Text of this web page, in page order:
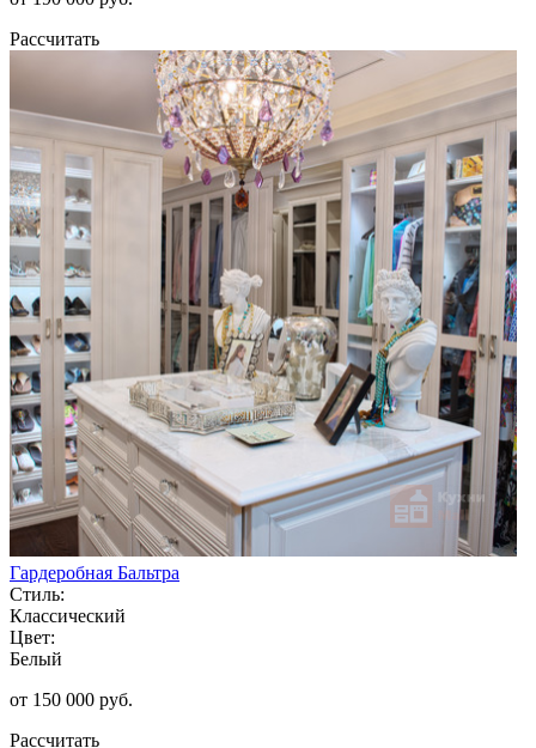
Рассчитать
Гардеробная Бальтра
Стиль:
Классический
Цвет:
Белый
от 150 000 руб.
Рассчитать